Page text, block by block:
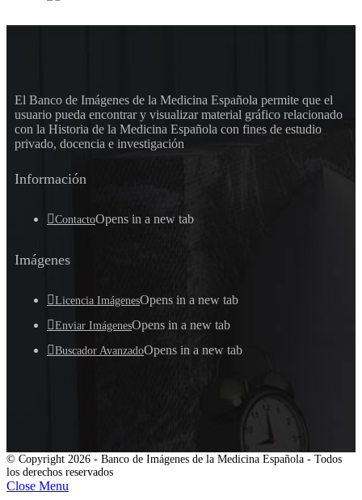
El Banco de Imágenes de la Medicina Española permite que el
usuario pueda encontrar y visualizar material gráfico relacionado
con la Historia de la Medicina Española con fines de estudio
privado, docencia e investigación
Información
ContactoOpens in a new tab
Imágenes
Licencia ImágenesOpens in a new tab
Enviar ImágenesOpens in a new tab
Buscador AvanzadoOpens in a new tab
© Copyright 2026 - Banco de Imágenes de la Medicina Española - Todos
los derechos reservados
Close Menu